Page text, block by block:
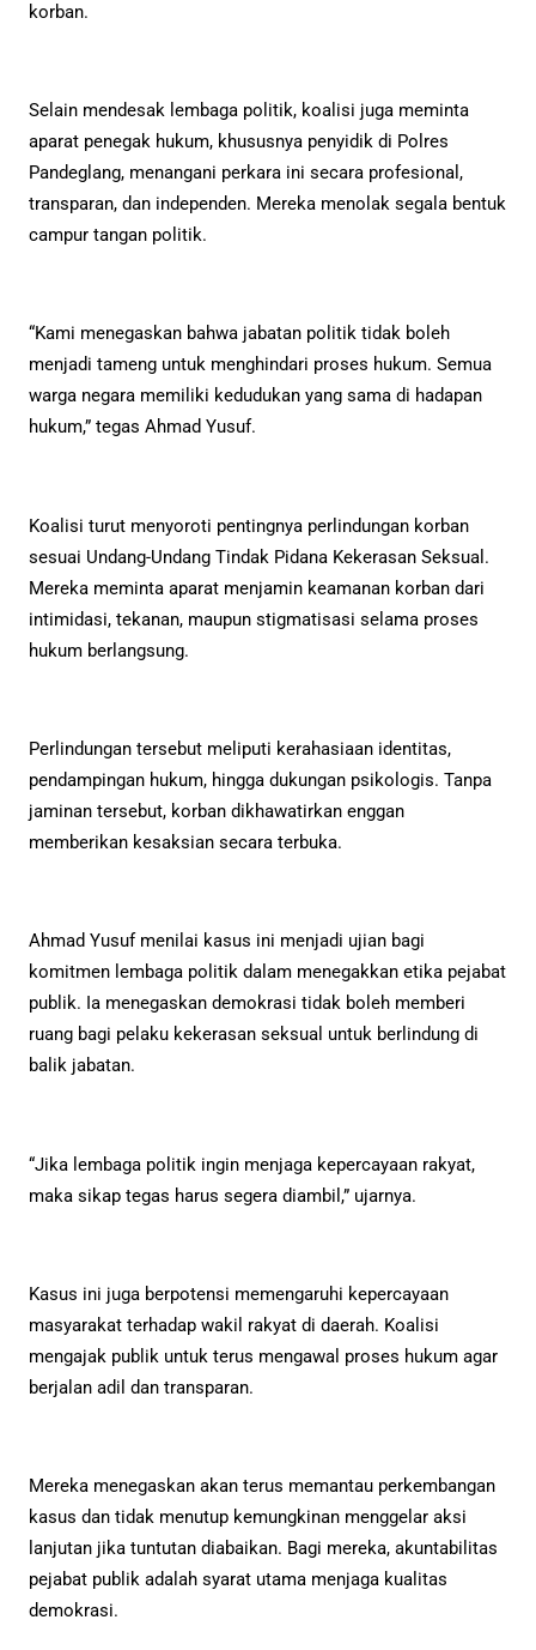
korban.
Selain mendesak lembaga politik, koalisi juga meminta
aparat penegak hukum, khususnya penyidik di Polres
Pandeglang, menangani perkara ini secara profesional,
transparan, dan independen. Mereka menolak segala bentuk
campur tangan politik.
“Kami menegaskan bahwa jabatan politik tidak boleh
menjadi tameng untuk menghindari proses hukum. Semua
warga negara memiliki kedudukan yang sama di hadapan
hukum,” tegas Ahmad Yusuf.
Koalisi turut menyoroti pentingnya perlindungan korban
sesuai Undang-Undang Tindak Pidana Kekerasan Seksual.
Mereka meminta aparat menjamin keamanan korban dari
intimidasi, tekanan, maupun stigmatisasi selama proses
hukum berlangsung.
Perlindungan tersebut meliputi kerahasiaan identitas,
pendampingan hukum, hingga dukungan psikologis. Tanpa
jaminan tersebut, korban dikhawatirkan enggan
memberikan kesaksian secara terbuka.
Ahmad Yusuf menilai kasus ini menjadi ujian bagi
komitmen lembaga politik dalam menegakkan etika pejabat
publik. Ia menegaskan demokrasi tidak boleh memberi
ruang bagi pelaku kekerasan seksual untuk berlindung di
balik jabatan.
“Jika lembaga politik ingin menjaga kepercayaan rakyat,
maka sikap tegas harus segera diambil,” ujarnya.
Kasus ini juga berpotensi memengaruhi kepercayaan
masyarakat terhadap wakil rakyat di daerah. Koalisi
mengajak publik untuk terus mengawal proses hukum agar
berjalan adil dan transparan.
Mereka menegaskan akan terus memantau perkembangan
kasus dan tidak menutup kemungkinan menggelar aksi
lanjutan jika tuntutan diabaikan. Bagi mereka, akuntabilitas
pejabat publik adalah syarat utama menjaga kualitas
demokrasi.